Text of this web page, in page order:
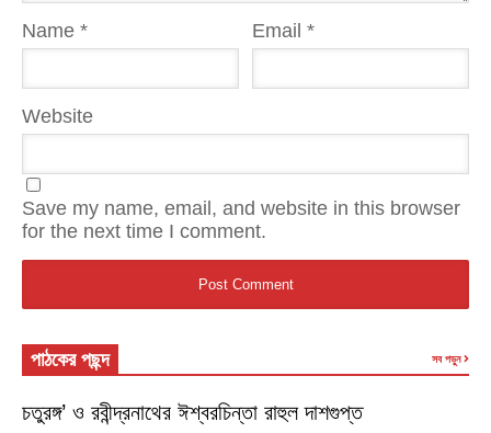
Name * Email*
Website
Save my name, email, and website in this browser
for the next time I comment.
পাঠকের পছন্দ সব পড়ুন
চতুরঙ্গ’ ও রবীন্দ্রনাথের ঈশ্বরচিন্তা রাহুল দাশগুপ্ত